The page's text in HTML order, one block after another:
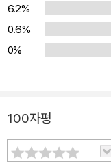
6.2%
0.6%
0%
100자평